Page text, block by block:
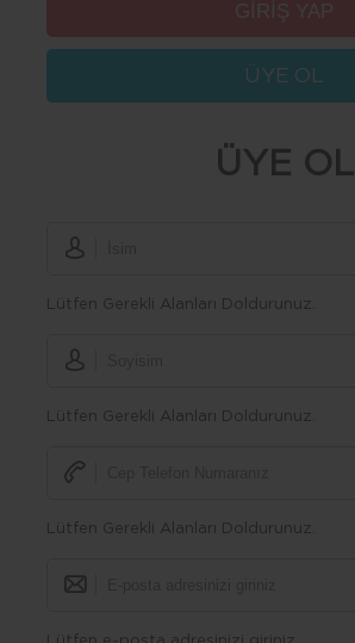
ÜYE OL
ÜYE OL
Lütfen Gerekli Alanları Doldurunuz.
Lütfen Gerekli Alanları Doldurunuz.
Lütfen Gerekli Alanları Doldurunuz.